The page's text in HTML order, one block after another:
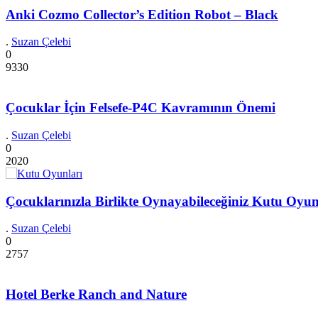
Anki Cozmo Collector’s Edition Robot – Black
. Suzan Çelebi
0
9330
Çocuklar İçin Felsefe-P4C Kavramının Önemi
. Suzan Çelebi
0
2020
Çocuklarınızla Birlikte Oynayabileceğiniz Kutu
. Suzan Çelebi
0
2757
Hotel Berke Ranch and Nature